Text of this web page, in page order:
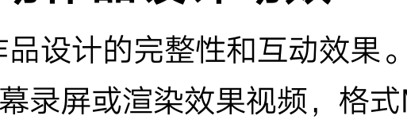
设计的完整性和互动效果。
录屏或渲染效果视频，格